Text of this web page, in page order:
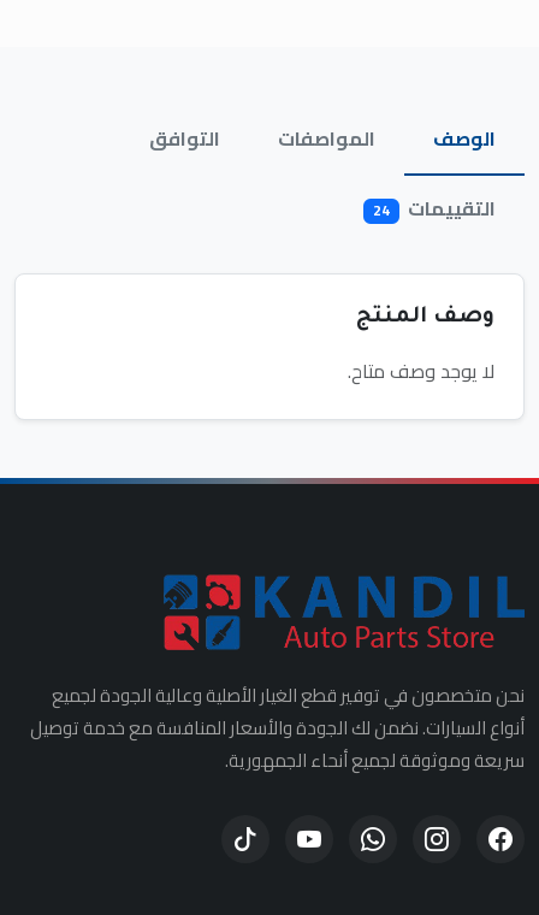
الوصف المواصفات
التوافق
التقييمات
24
وصف المنتج
لا يوجد وصف متاح.
نحن متخصصون في توفير قطع الغيار الأصلية وعالية الجودة لجميع
أنواع السيارات. نضمن لك الجودة والأسعار المنافسة مع خدمة توصيل
سريعة وموثوقة لجميع أنحاء الجمهورية.